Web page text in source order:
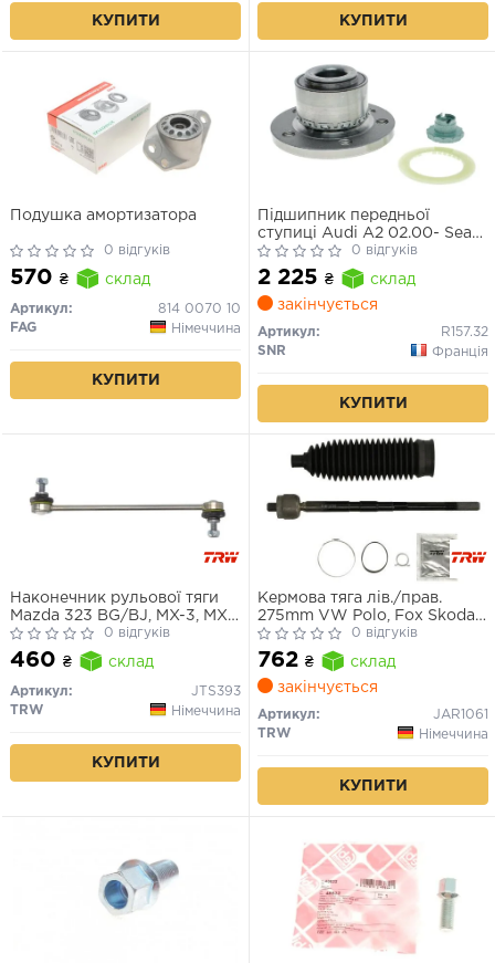
КУПИТИ КУПИТИ
Подушка амортизатора
0 відгуків
570 ₴ склад
Артикул:
814 0070 10
FAG
Німеччина
КУПИТИ
Пiдшипник передньої
ступицi Audi A2 02.00- Seat
Ibiza 02.02- Skoda Fabia
08.99- VW Fox/Polo 10.01-
0 відгуків
2 225 ₴
склад
закінчується
Артикул:
R157.32
SNR
Франція
КУПИТИ
Наконечник рульової тяги
Mazda 323 BG/BJ, MX-3, MX-
6
0 відгуків
460 ₴ склад
Артикул:
JTS393
TRW
Німеччина
КУПИТИ
Кермова тяга лів./прав.
275mm VW Polo, Fox Skoda
Roomster, Fabia Seat Ibiza
Audi A2 1.2-2.0 99-08
0 відгуків
762 ₴
склад
закінчується
Артикул:
JAR1061
TRW
Німеччина
КУПИТИ